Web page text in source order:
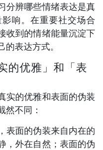
分辨哪些情绪表达是真
响。在重要社交场合
收到的情绪能量沉淀下
表达方式。
的优雅」和「表
实的优雅和表面的伪装
然不同：
表面的伪装来自内在的
，外在自然；表面的伪